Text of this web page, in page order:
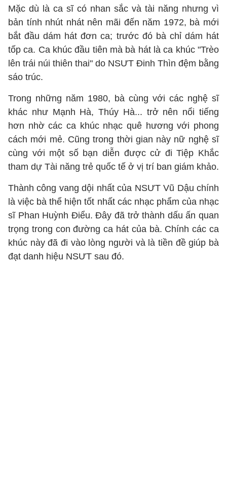
Mặc dù là ca sĩ có nhan sắc và tài năng nhưng vì
bản tính nhút nhát nên mãi đến năm 1972, bà mới
bắt đầu dám hát đơn ca; trước đó bà chỉ dám hát
tốp ca. Ca khúc đầu tiên mà bà hát là ca khúc "Trèo
lên trái núi thiên thai" do NSƯT Đinh Thìn đệm bằng
sáo trúc.
Trong những năm 1980, bà cùng với các nghệ sĩ
khác như Mạnh Hà, Thúy Hà... trở nên nổi tiếng
hơn nhờ các ca khúc nhạc quê hương với phong
cách mới mẻ. Cũng trong thời gian này nữ nghệ sĩ
cùng với một số bạn diễn được cử đi Tiệp Khắc
tham dự Tài năng trẻ quốc tế ở vị trí ban giám khảo.
Thành công vang dội nhất của NSƯT Vũ Dậu chính
là việc bà thể hiện tốt nhất các nhạc phẩm của nhạc
sĩ Phan Huỳnh Điểu. Đây đã trở thành dấu ấn quan
trọng trong con đường ca hát của bà. Chính các ca
khúc này đã đi vào lòng người và là tiền đề giúp bà
đạt danh hiệu NSƯT sau đó.